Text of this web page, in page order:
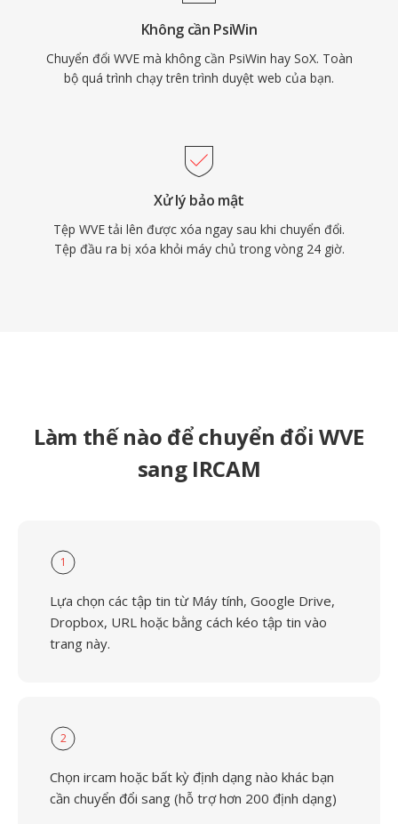
Không cần PsiWin
Chuyển đổi WVE mà không cần PsiWin hay SoX. Toàn
bộ quá trình chạy trên trình duyệt web của bạn.
Xử lý bảo mật
Tệp WVE tải lên được xóa ngay sau khi chuyển đổi.
Tệp đầu ra bị xóa khỏi máy chủ trong vòng 24 giờ.
Làm thế nào để chuyển đổi WVE
sang IRCAM
1
Lựa chọn các tập tin từ Máy tính, Google Drive,
Dropbox, URL hoặc bằng cách kéo tập tin vào
trang này.
2
Chọn ircam hoặc bất kỳ định dạng nào khác bạn
cần chuyển đổi sang (hỗ trợ hơn 200 định dạng)